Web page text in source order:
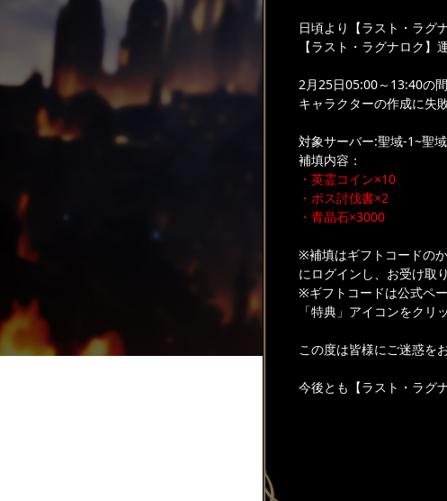
日頃より【ラスト・ラグ
【ラスト・ラグナロク】
2月25日05:00～13:40の
キャラクターの作成に失
対象サーバー:聖域-1~聖
補填内容：
・英霊コイン×10
・ボス討伐書×2
・青晶石×3000
※補填はギフトコードの
にログインし、お受け取
※ギフトコードは公式ペ
「特典」アイコンをクリ
この度は皆様にご迷惑を
今後とも【ラスト・ラグ